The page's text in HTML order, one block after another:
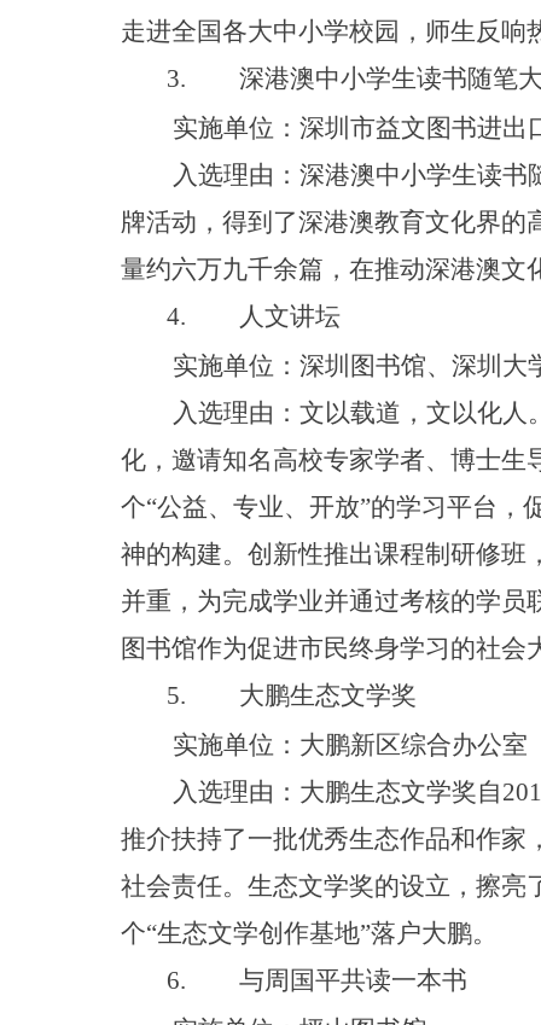
走进全国各大中小学校园，师生反响
3.
深港澳中小学生读书随笔
实施单位：深圳市益文图书进出
入选理由： 深港澳中小学生读书
牌活动，得到了深港澳教育文化界
量约六万九千余篇，在推动深港澳
4.
人文讲坛
实施单位：深圳图书馆、深圳
入选理由：文以载道，文以化人
化，邀请知名高校专家学者、博士
个“公益、专业、开放”的学习平台，
神的构建。创新性推出课程制研修班
并重，为完成学业并通过考核的学
图书馆作为促进市民终身学习的社会
5.
大鹏生态文学奖
实施单位：大鹏新区综合办公室
入选理由：大鹏生态文学奖自201
推介扶持了一批优秀生态作品和作
社会责任。生态文学奖的设立，擦
个“生态文学创作基地”落户大鹏。
6.
与周国平共读一本书